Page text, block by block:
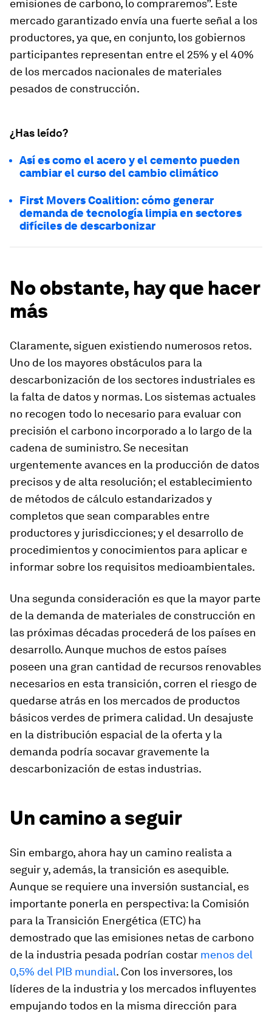
emisiones de carbono, lo compraremos”. Este
mercado garantizado envía una fuerte señal a los
productores, ya que, en conjunto, los gobiernos
participantes representan entre el 25% y el 40%
de los mercados nacionales de materiales
pesados de construcción.
¿Has leído?
Así es como el acero y el cemento pueden
cambiar el curso del cambio climático
First Movers Coalition: cómo generar
demanda de tecnología limpia en sectores
difíciles de descarbonizar
No obstante, hay que hacer
más
Claramente, siguen existiendo numerosos retos.
Uno de los mayores obstáculos para la
descarbonización de los sectores industriales es
la falta de datos y normas. Los sistemas actuales
no recogen todo lo necesario para evaluar con
precisión el carbono incorporado a lo largo de la
cadena de suministro. Se necesitan
urgentemente avances en la producción de datos
precisos y de alta resolución; el establecimiento
de métodos de cálculo estandarizados y
completos que sean comparables entre
productores y jurisdicciones; y el desarrollo de
procedimientos y conocimientos para aplicar e
informar sobre los requisitos medioambientales.
Una segunda consideración es que la mayor parte
de la demanda de materiales de construcción en
las próximas décadas procederá de los países en
desarrollo. Aunque muchos de estos países
poseen una gran cantidad de recursos renovables
necesarios en esta transición, corren el riesgo de
quedarse atrás en los mercados de productos
básicos verdes de primera calidad. Un desajuste
en la distribución espacial de la oferta y la
demanda podría socavar gravemente la
descarbonización de estas industrias.
Un camino a seguir
Sin embargo, ahora hay un camino realista a
seguir y, además, la transición es asequible.
Aunque se requiere una inversión sustancial, es
importante ponerla en perspectiva: la Comisión
para la Transición Energética (ETC) ha
demostrado que las emisiones netas de carbono
de la industria pesada podrían costar menos del
0,5% del PIB mundial. Con los inversores, los
líderes de la industria y los mercados influyentes
empujando todos en la misma dirección para